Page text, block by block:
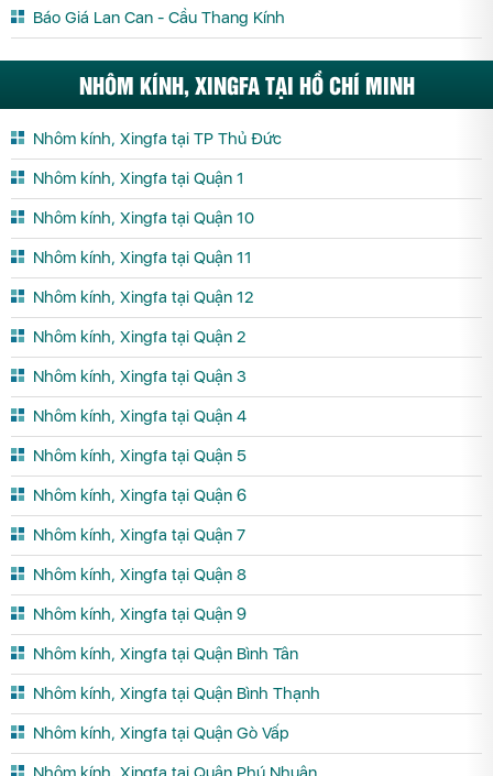
Báo Giá Lan Can - Cầu Thang Kính
NHÔM KÍNH, XINGFA TẠI HỒ CHÍ MINH
Nhôm kính, Xingfa tại TP Thủ Đức
Nhôm kính, Xingfa tại Quận 1
Nhôm kính, Xingfa tại Quận 10
Nhôm kính, Xingfa tại Quận 11
Nhôm kính, Xingfa tại Quận 12
Nhôm kính, Xingfa tại Quận 2
Nhôm kính, Xingfa tại Quận 3
Nhôm kính, Xingfa tại Quận 4
Nhôm kính, Xingfa tại Quận 5
Nhôm kính, Xingfa tại Quận 6
Nhôm kính, Xingfa tại Quận 7
Nhôm kính, Xingfa tại Quận 8
Nhôm kính, Xingfa tại Quận 9
Nhôm kính, Xingfa tại Quận Bình Tân
Nhôm kính, Xingfa tại Quận Bình Thạnh
Nhôm kính, Xingfa tại Quận Gò Vấp